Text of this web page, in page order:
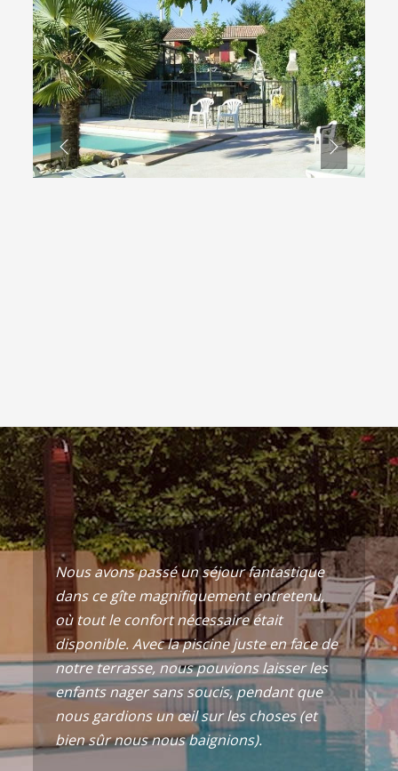
Nous avons passé un séjour fantastique
dans ce gîte magnifiquement entretenu,
où tout le confort nécessaire était
disponible. Avec la piscine juste en face de
notre terrasse, nous pouvions laisser les
enfants nager sans soucis, pendant que
nous gardions un œil sur les choses (et
bien sûr nous nous baignions).